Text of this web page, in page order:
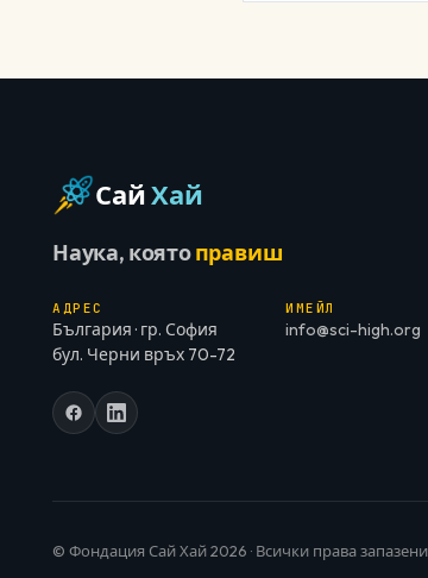
СайХай
Наука, коятоправиш
АДРЕС
България · гр. София
бул. Черни връх 70-72
ИМЕЙЛ
info@sci-high.org
© Фондация Сай Хай 2026 · Всички права запазени.